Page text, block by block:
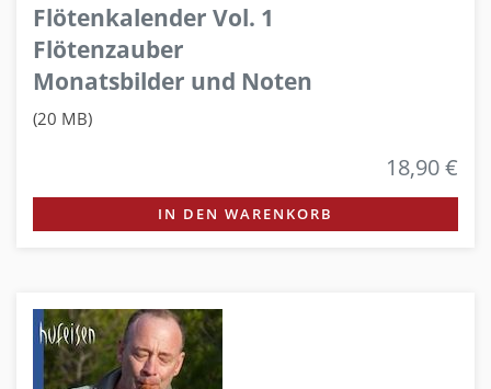
Flötenkalender Vol. 1
Flötenzauber
Monatsbilder und Noten
(20 MB)
18,90 €
IN DEN WARENKORB